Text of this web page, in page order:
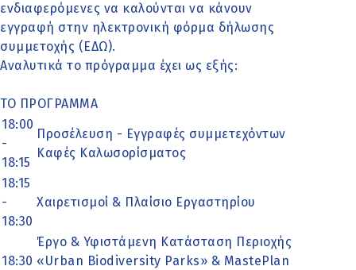
ενδιαφερόμενες να καλούνται να κάνουν
εγγραφή στην ηλεκτρονική φόρμα δήλωσης
συμμετοχής (ΕΔΩ).
Αναλυτικά το πρόγραμμα έχει ως εξής:
ΤΟ ΠΡΟΓΡΑΜΜΑ
18:00
-
18:15
Προσέλευση - Εγγραφές συμμετεχόντων
Καφές Kαλωσορίσματος
18:15
-
18:30
Χαιρετισμοί & Πλαίσιο Εργαστηρίου
18:30
Έργο & Υφιστάμενη Κατάσταση Περιοχής
«Urban Biodiversity Parks» & MastePlan